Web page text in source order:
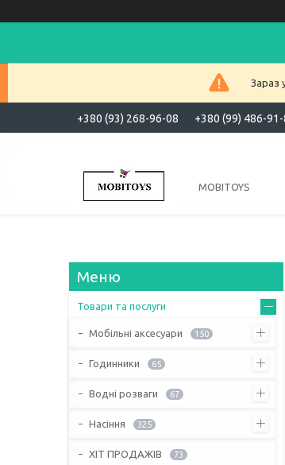
Зараз
+380 (93) 268-96-08 +380 (99) 486-
MOBITOYS
Товари та послуги
Мобільні аксесуари 150
Годинники 65
Водні розваги 67
Насіння 325
ХІТ ПРОДАЖІВ 73